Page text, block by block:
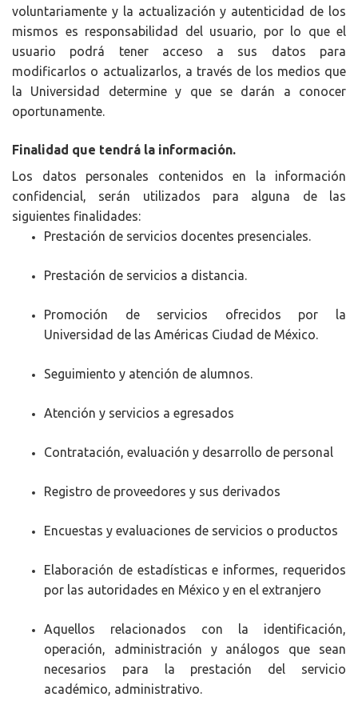
voluntariamente y la actualización y autenticidad de los
mismos es responsabilidad del usuario, por lo que el
usuario podrá tener acceso a sus datos para
modificarlos o actualizarlos, a través de los medios que
la Universidad determine y que se darán a conocer
oportunamente.
Finalidad que tendrá la información.
Los datos personales contenidos en la información
confidencial, serán utilizados para alguna de las
siguientes finalidades:
Prestación de servicios docentes presenciales.
Prestación de servicios a distancia.
Promoción de servicios ofrecidos por la
Universidad de las Américas Ciudad de México.
Seguimiento y atención de alumnos.
Atención y servicios a egresados
Contratación, evaluación y desarrollo de personal
Registro de proveedores y sus derivados
Encuestas y evaluaciones de servicios o productos
Elaboración de estadísticas e informes, requeridos
por las autoridades en México y en el extranjero
Aquellos relacionados con la identificación,
operación, administración y análogos que sean
necesarios para la prestación del servicio
académico, administrativo.